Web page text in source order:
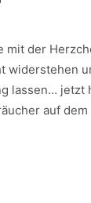
mit der
widerstehen
lassen… jetzt
auf dem